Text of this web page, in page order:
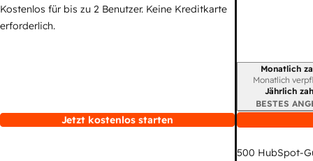
Kostenlos für bis zu 2 Benutzer. Keine Kreditkarte
erforderlich.
Jetzt kostenlos starten
Monatlich
Monatlich
Jährlich
BESTES
500 HubSpot-